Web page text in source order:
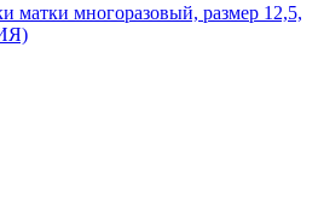
матки многоразовый, размер 12,5,